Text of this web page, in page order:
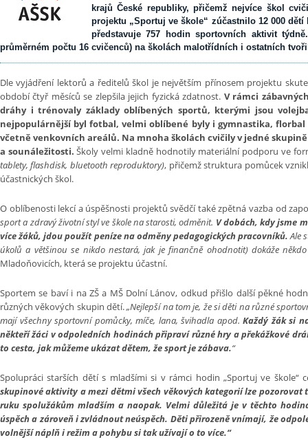
krajů České republiky, přičemž nejvíce škol
projektu „Sportuj ve škole“ zúčastnilo 12 000
představuje 757 hodin sportovních aktivit
průměrném počtu 16 cvičenců) na školách malotřídních i ostatních
Dle vyjádření lektorů a ředitelů škol je největším přínosem projektu
období čtyř měsíců se zlepšila jejich fyzická zdatnost. V rámci
dráhy i trénovaly základy oblíbených sportů, kterými jsou
nejpopulárnější byl fotbal, velmi oblíbené byly i gymnastika,
včetně venkovních areálů. Na mnoha školách cvičily v jedné
a sounáležitosti. Školy velmi kladně hodnotily materiální podporu ve
tablety, flashdisk, bluetooth reproduktory), přičemž struktura pomůcek
účastnických škol.
O oblíbenosti lekcí a úspěšnosti projektů svědčí také zpětná vazba od
sport a zdravý životní styl ve škole na starosti, odměnit. V dobách, kdy jsme
více žáků, jdou použít peníze na odměny pedagogických pracovníků.Ale
úkolů a většinou se nikdo nestará, jak je finančně ohodnotit) dokáže
Mladoňovicích, která se projektu účastní.
Sportem se baví i na ZŠ a MŠ Dolní Lánov, odkud přišlo další pěkné
různých věkových skupin dětí.„Nejlepší na tom je, že si děti na různé
mají všechny sportovní pomůcky, míče, lana, švihadla apod.Každý žák si
někteří žáci v odpoledních hodinách připraví různé hry a překážkové
to cesta, jak můžeme ukázat dětem, že sport je zábava.“
Spolupráci starších dětí s mladšími si v rámci hodin „Sportuj ve škole“
skupinové aktivity a mezi dětmi všech věkových kategorií lze
ruku spolužákům mladším a naopak. Velmi důležitá je v těchto
úspěch a zároveň i zvládnout neúspěch. Děti přirozeně vnímají, že
volnější náplň i režim a pohybu si tak užívají o to více.“